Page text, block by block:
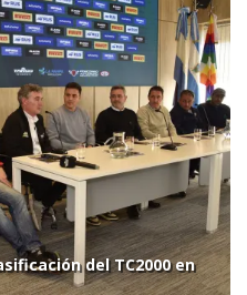
del TC2000 en